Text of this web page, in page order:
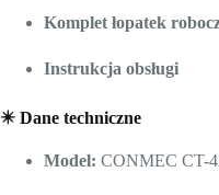
Komplet łopatek
Instrukcja obsługi
✴️ Dane techniczne
Model: CONMEC CT-